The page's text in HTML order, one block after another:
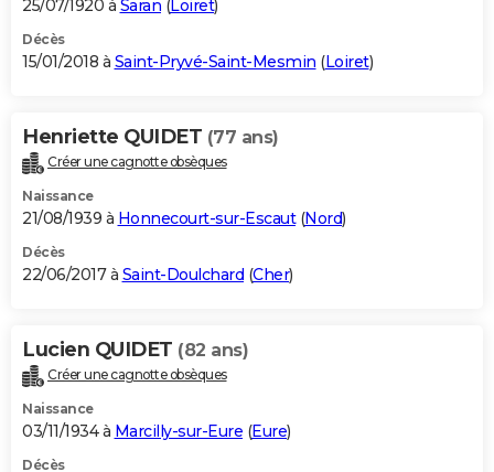
25/07/1920 à Saran (Loiret)
Décès
15/01/2018 à Saint-Pryvé-Saint-Mesmin (Loiret)
Henriette QUIDET (77 ans)
Créer une cagnotte obsèques
Naissance
21/08/1939 à Honnecourt-sur-Escaut(Nord)
Décès
22/06/2017 à Saint-Doulchard (Cher)
Lucien QUIDET (82 ans)
Créer une cagnotte obsèques
Naissance
03/11/1934 à Marcilly-sur-Eure (Eure)
Décès